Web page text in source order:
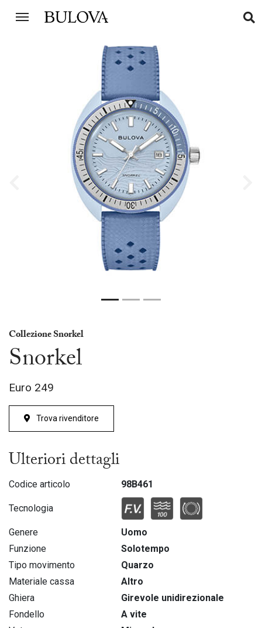
Collezione Snorkel
Snorkel
Euro 249
Trova rivenditore
Ulteriori dettagli
Codice articolo 98B461
Tecnologia
Genere
Uomo
Funzione
Solotempo
Tipo movimento
Quarzo
Materiale cassa
Altro
Ghiera
Girevole unidirezionale
Fondello
A vite